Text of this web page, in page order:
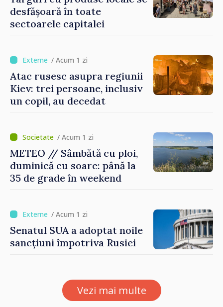
desfășoară în toate
sectoarele capitalei
/ Acum 1 zi
Atac rusesc asupra regiunii
Kiev: trei persoane, inclusiv
un copil, au decedat
/ Acum 1 zi
METEO // Sâmbătă cu ploi,
duminică cu soare: până la
35 de grade în weekend
/ Acum 1 zi
Senatul SUA a adoptat noile
sancțiuni împotriva Rusiei
Vezi mai multe